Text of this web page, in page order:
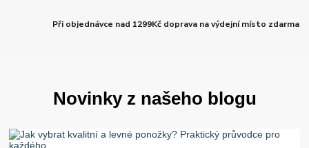
Při objednávce nad 1299Kč doprava na výdejní místo zdarma
Novinky z našeho blogu